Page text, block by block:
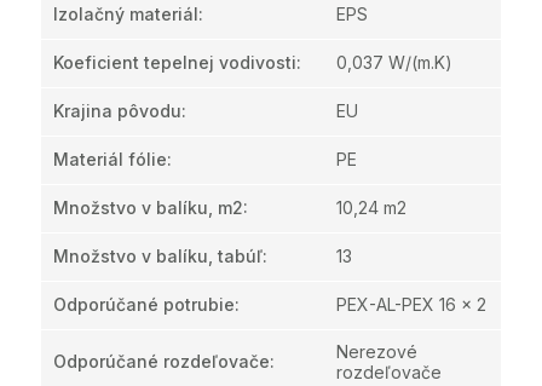
Izolačný materiál: EPS
Koeficient tepelnej vodivosti: 0,037 W/(m.K)
Krajina pôvodu: EU
Materiál fólie: PE
Množstvo v balíku, m2: 10,24 m2
Množstvo v balíku, tabúľ: 13
Odporúčané potrubie: PEX-AL-PEX 16 x 2
Odporúčané rozdeľovače:
Nerezové
rozdeľovače